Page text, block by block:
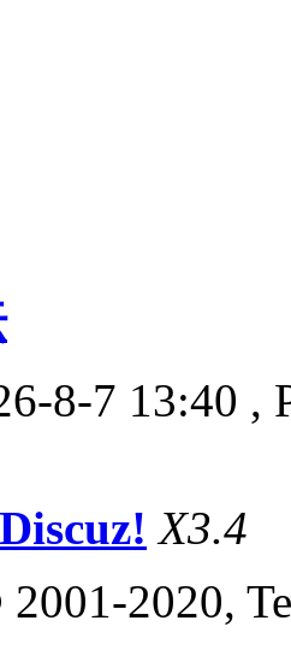
8-7 13:40 ,
Discuz! X3.4
2020,